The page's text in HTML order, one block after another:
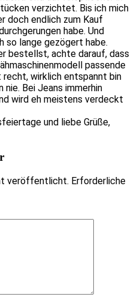
verzichtet. Bis ich mich
doch endlich zum Kauf
habe. Und
so lange gezögert habe.
bestellst, achte darauf, dass
passende
recht, wirklich entspannt bin
nie. Bei Jeans immerhin
wird eh meistens verdeckt
und liebe Grüße,
veröffentlicht. Erforderliche